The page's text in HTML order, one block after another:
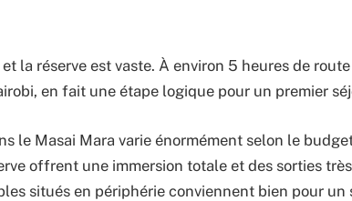
la réserve est vaste. À environ 5 heures de
en fait une étape logique pour un premier
le Masai Mara varie énormément selon le
offrent une immersion totale et des sorties
situés en périphérie conviennent bien pour un